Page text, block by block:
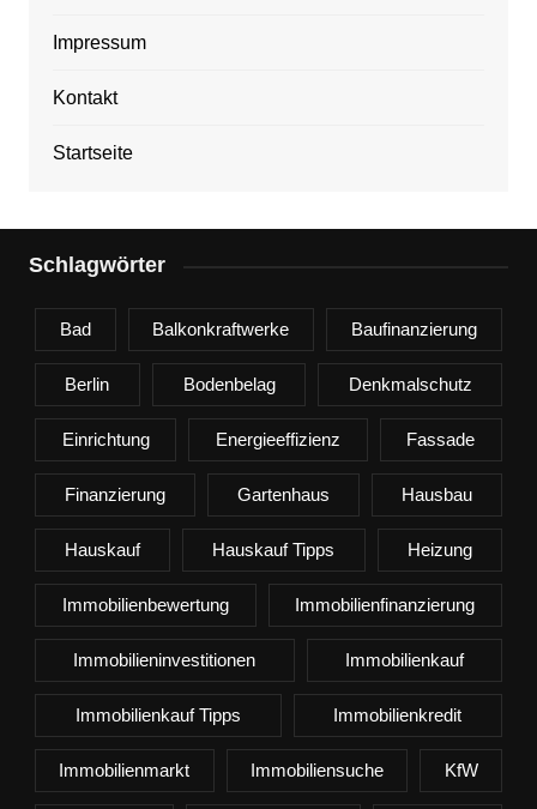
Impressum
Kontakt
Startseite
Schlagwörter
Bad Balkonkraftwerke Baufinanzierung
Berlin Bodenbelag Denkmalschutz
Einrichtung Energieeffizienz Fassade
Finanzierung Gartenhaus Hausbau
Hauskauf Hauskauf Tipps Heizung
Immobilienbewertung Immobilienfinanzierung
Immobilieninvestitionen Immobilienkauf
Immobilienkauf Tipps Immobilienkredit
Immobilienmarkt Immobiliensuche KfW